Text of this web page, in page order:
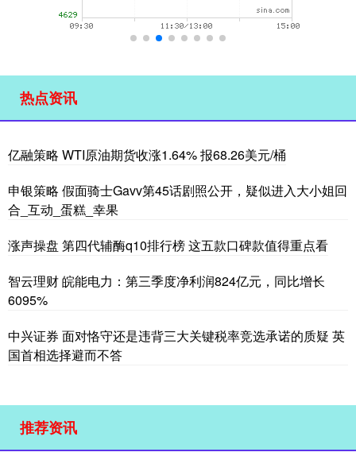
热点资讯
亿融策略 WTI原油期货收涨1.64% 报68.26美元/桶
申银策略 假面骑士Gavv第45话剧照公开，疑似进入大小姐回
合_互动_蛋糕_幸果
涨声操盘 第四代辅酶q10排行榜 这五款口碑款值得重点看
智云理财 皖能电力：第三季度净利润824亿元，同比增长
6095%
中兴证券 面对恪守还是违背三大关键税率竞选承诺的质疑 英
国首相选择避而不答
推荐资讯